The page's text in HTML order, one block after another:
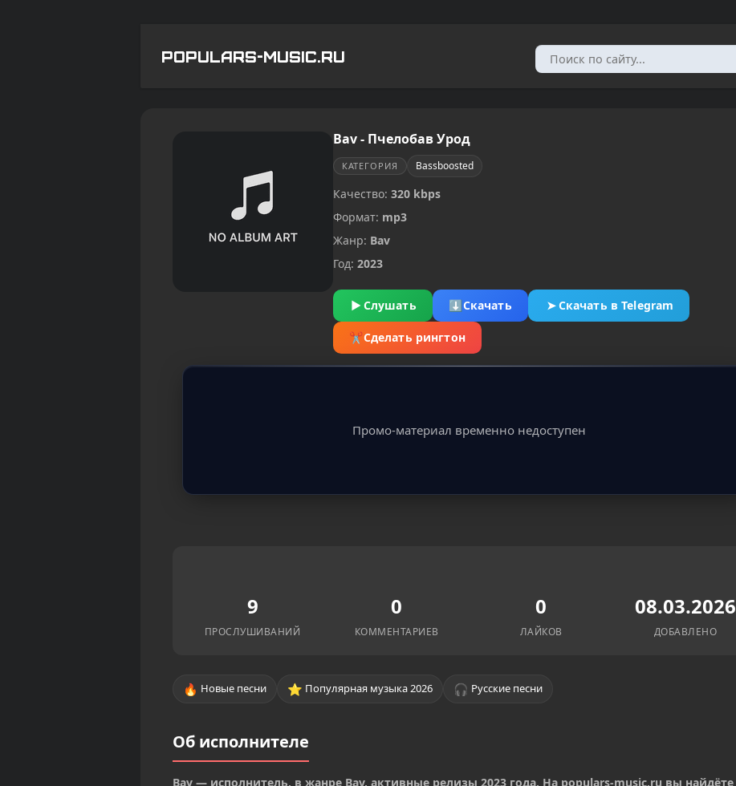
POPULARS-MUSIC.RU
Bav - Пчелобав Урод
КАТЕГОРИЯ Bassboosted
Качество: 320 kbps
Формат: mp3
Жанр: Bav
Год: 2023
▶ Слушать ⬇Скачать ➤Скачать в Telegram
✂Сделать рингтон
Промо-материал временно недоступен
9
ПРОСЛУШИВАНИЙ
0
КОММЕНТАРИЕВ
0
ЛАЙКОВ
08.03.2026
ДОБАВЛЕНО
🔥 Новые песни ⭐ Популярная музыка 2026 🎧 Русские песни
Об исполнителе
Bav — исполнитель, в жанре Bav, активные релизы 2023 года. На populars-music.ru вы найдёте